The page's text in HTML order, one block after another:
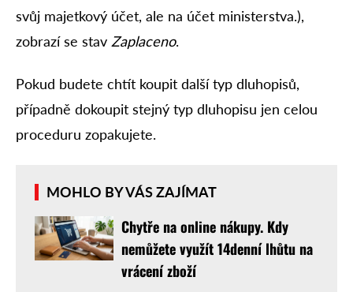
svůj majetkový účet, ale na účet ministerstva.),
zobrazí se stav Zaplaceno.
Pokud budete chtít koupit další typ dluhopisů,
případně dokoupit stejný typ dluhopisu jen celou
proceduru zopakujete.
MOHLO BY VÁS ZAJÍMAT
Chytře na online nákupy. Kdy
nemůžete využít 14denní lhůtu na
vrácení zboží